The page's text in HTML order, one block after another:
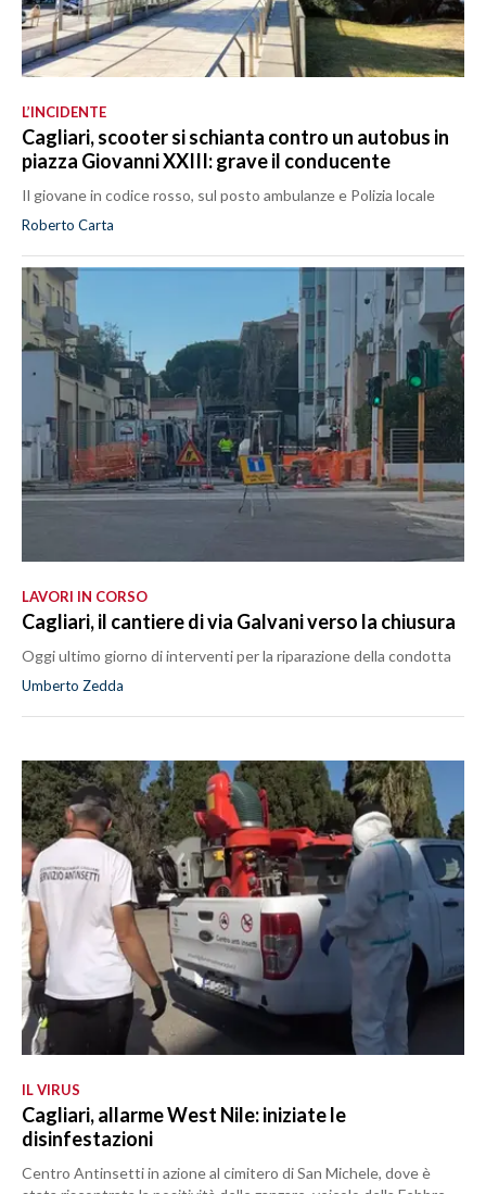
L’INCIDENTE
Cagliari, scooter si schianta contro un autobus in
piazza Giovanni XXIII: grave il conducente
Il giovane in codice rosso, sul posto ambulanze e Polizia locale
Roberto Carta
LAVORI IN CORSO
Cagliari, il cantiere di via Galvani verso la chiusura
Oggi ultimo giorno di interventi per la riparazione della condotta
Umberto Zedda
IL VIRUS
Cagliari, allarme West Nile: iniziate le
disinfestazioni
Centro Antinsetti in azione al cimitero di San Michele, dove è